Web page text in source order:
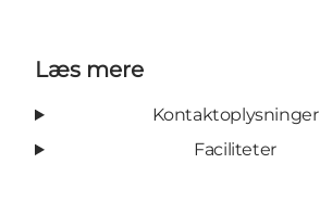
Læs mere
Kontaktoplysninger
Faciliteter